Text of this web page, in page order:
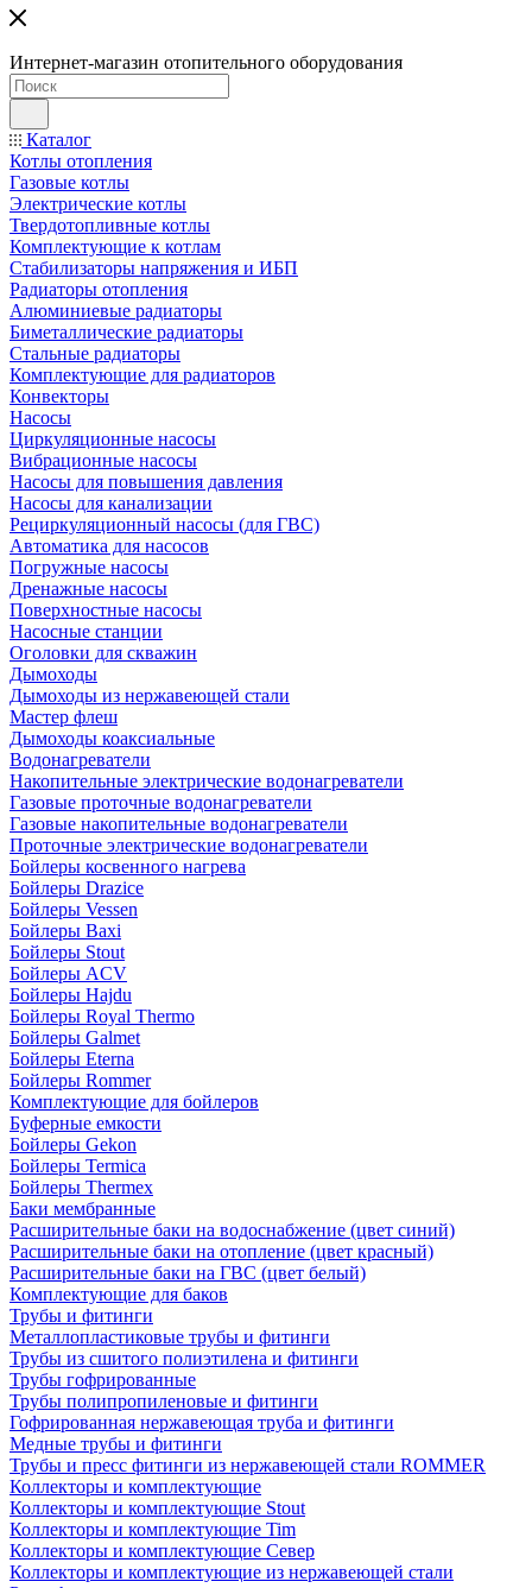
Интернет-магазин отопительного оборудования
Каталог
Котлы отопления
Газовые котлы
Электрические котлы
Твердотопливные котлы
Комплектующие к котлам
Стабилизаторы напряжения и ИБП
Радиаторы отопления
Алюминиевые радиаторы
Биметаллические радиаторы
Стальные радиаторы
Комплектующие для радиаторов
Конвекторы
Насосы
Циркуляционные насосы
Вибрационные насосы
Насосы для повышения давления
Насосы для канализации
Рециркуляционный насосы (для ГВС)
Автоматика для насосов
Погружные насосы
Дренажные насосы
Поверхностные насосы
Насосные станции
Оголовки для скважин
Дымоходы
Дымоходы из нержавеющей стали
Мастер флеш
Дымоходы коаксиальные
Водонагреватели
Накопительные электрические водонагреватели
Газовые проточные водонагреватели
Газовые накопительные водонагреватели
Проточные электрические водонагреватели
Бойлеры косвенного нагрева
Бойлеры Drazice
Бойлеры Vessen
Бойлеры Baxi
Бойлеры Stout
Бойлеры ACV
Бойлеры Hajdu
Бойлеры Royal Thermo
Бойлеры Galmet
Бойлеры Eterna
Бойлеры Rommer
Комплектующие для бойлеров
Буферные емкости
Бойлеры Gekon
Бойлеры Termica
Бойлеры Thermex
Баки мембранные
Расширительные баки на водоснабжение (цвет синий)
Расширительные баки на отопление (цвет красный)
Расширительные баки на ГВС (цвет белый)
Комплектующие для баков
Трубы и фитинги
Металлопластиковые трубы и фитинги
Трубы из сшитого полиэтилена и фитинги
Трубы гофрированные
Трубы полипропиленовые и фитинги
Гофрированная нержавеющая труба и фитинги
Медные трубы и фитинги
Трубы и пресс фитинги из нержавеющей стали ROMMER
Коллекторы и комплектующие
Коллекторы и комплектующие Stout
Коллекторы и комплектующие Tim
Коллекторы и комплектующие Север
Коллекторы и комплектующие из нержавеющей стали